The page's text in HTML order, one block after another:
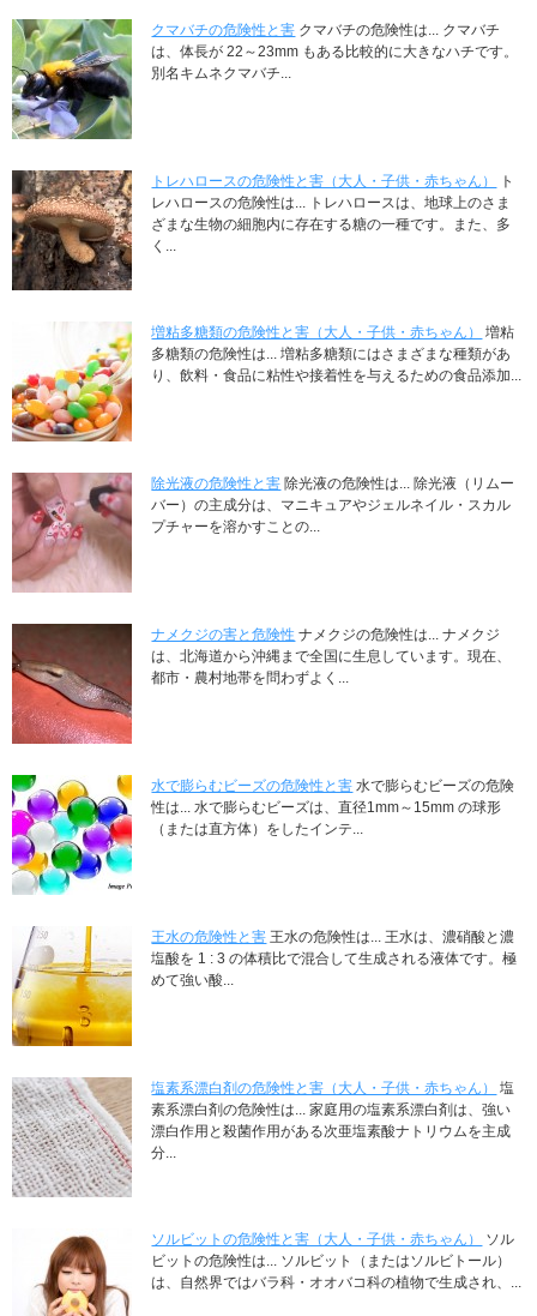
クマバチの危険性と害 クマバチの危険性は... クマバチ
は、体長が 22～23mm もある比較的に大きなハチです。
別名キムネクマバチ...
トレハロースの危険性と害（大人・子供・赤ちゃん）
ト
レハロースの危険性は... トレハロースは、地球上のさま
ざまな生物の細胞内に存在する糖の一種です。また、多
く...
増粘多糖類の危険性と害（大人・子供・赤ちゃん）
増粘
多糖類の危険性は... 増粘多糖類にはさまざまな種類があ
り、飲料・食品に粘性や接着性を与えるための食品添加...
除光液の危険性と害 除光液の危険性は... 除光液（リムー
バー）の主成分は、マニキュアやジェルネイル・スカル
プチャーを溶かすことの...
ナメクジの害と危険性 ナメクジの危険性は... ナメクジ
は、北海道から沖縄まで全国に生息しています。現在、
都市・農村地帯を問わずよく...
水で膨らむビーズの危険性と害 水で膨らむビーズの危険
性は... 水で膨らむビーズは、直径1mm～15mm の球形
（または直方体）をしたインテ...
王水の危険性と害 王水の危険性は... 王水は、濃硝酸と濃
塩酸を 1 : 3 の体積比で混合して生成される液体です。極
めて強い酸...
塩素系漂白剤の危険性と害（大人・子供・赤ちゃん）
塩
素系漂白剤の危険性は... 家庭用の塩素系漂白剤は、強い
漂白作用と殺菌作用がある次亜塩素酸ナトリウムを主成
分...
ソルビットの危険性と害（大人・子供・赤ちゃん）
ソル
ビットの危険性は... ソルビット（またはソルビトール）
は、自然界ではバラ科・オオバコ科の植物で生成され、...